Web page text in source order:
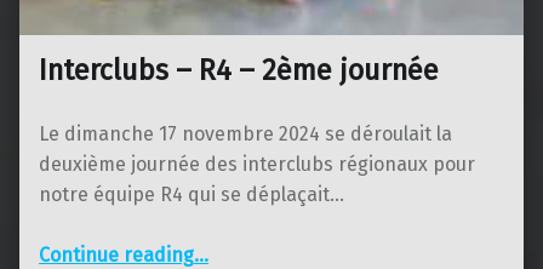
Interclubs – R4 – 2ème journée
Le dimanche 17 novembre 2024 se déroulait la
deuxième journée des interclubs régionaux pour
notre équipe R4 qui se déplaçait…
Continue reading“Interclubs – R4 – 2ème journée”
…